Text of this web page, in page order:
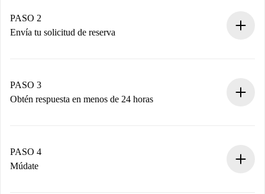
Tienes toda la información necesaria por adelantado.
PASO 2
Envía tu solicitud de reserva
propietario acepte.
PASO 3
Obtén respuesta en menos de 24 horas
contacto con el propietario.
Si es rechazada: No te haremos ningún cargo y te
PASO 4
Múdate